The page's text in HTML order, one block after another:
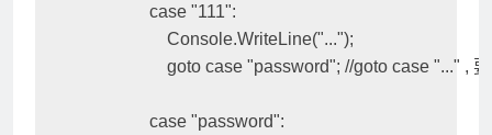
                case "111":
                    Console.WriteLine("...");
goto case "password"; //goto case "..."
                case "password":